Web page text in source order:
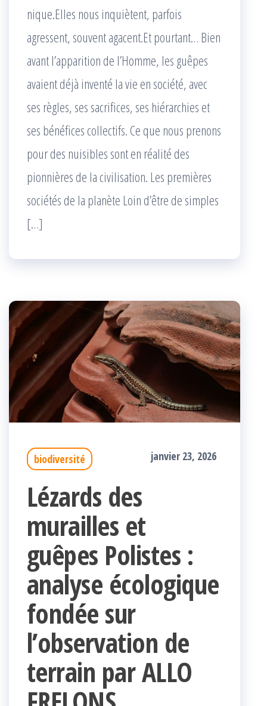
nique.Elles nous inquiètent, parfois
agressent, souvent agacent.Et pourtant… Bien
avant l’apparition de l’Homme, les guêpes
avaient déjà inventé la vie en société, avec
ses règles, ses sacrifices, ses hiérarchies et
ses bénéfices collectifs. Ce que nous prenons
pour des nuisibles sont en réalité des
pionnières de la civilisation. Les premières
sociétés de la planète Loin d’être de simples
[…]
biodiversité janvier 23, 2026
Lézards des
murailles et
guêpes Polistes :
analyse écologique
fondée sur
l’observation de
terrain par ALLO